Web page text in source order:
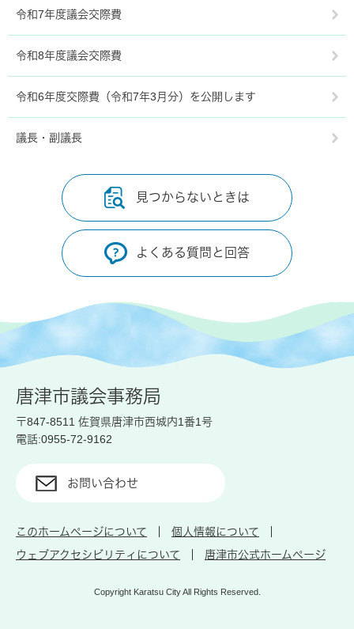
令和7年度議会交際費
令和8年度議会交際費
令和6年度交際費（令和7年3月分）を公開します
議長・副議長
見つからないときは
よくある質問と回答
唐津市議会事務局
〒847-8511 佐賀県唐津市西城内1番1号
電話:0955-72-9162
お問い合わせ
このホームページについて
個人情報について
ウェブアクセシビリティについて
唐津市公式ホームページ
Copyright Karatsu City All Rights Reserved.